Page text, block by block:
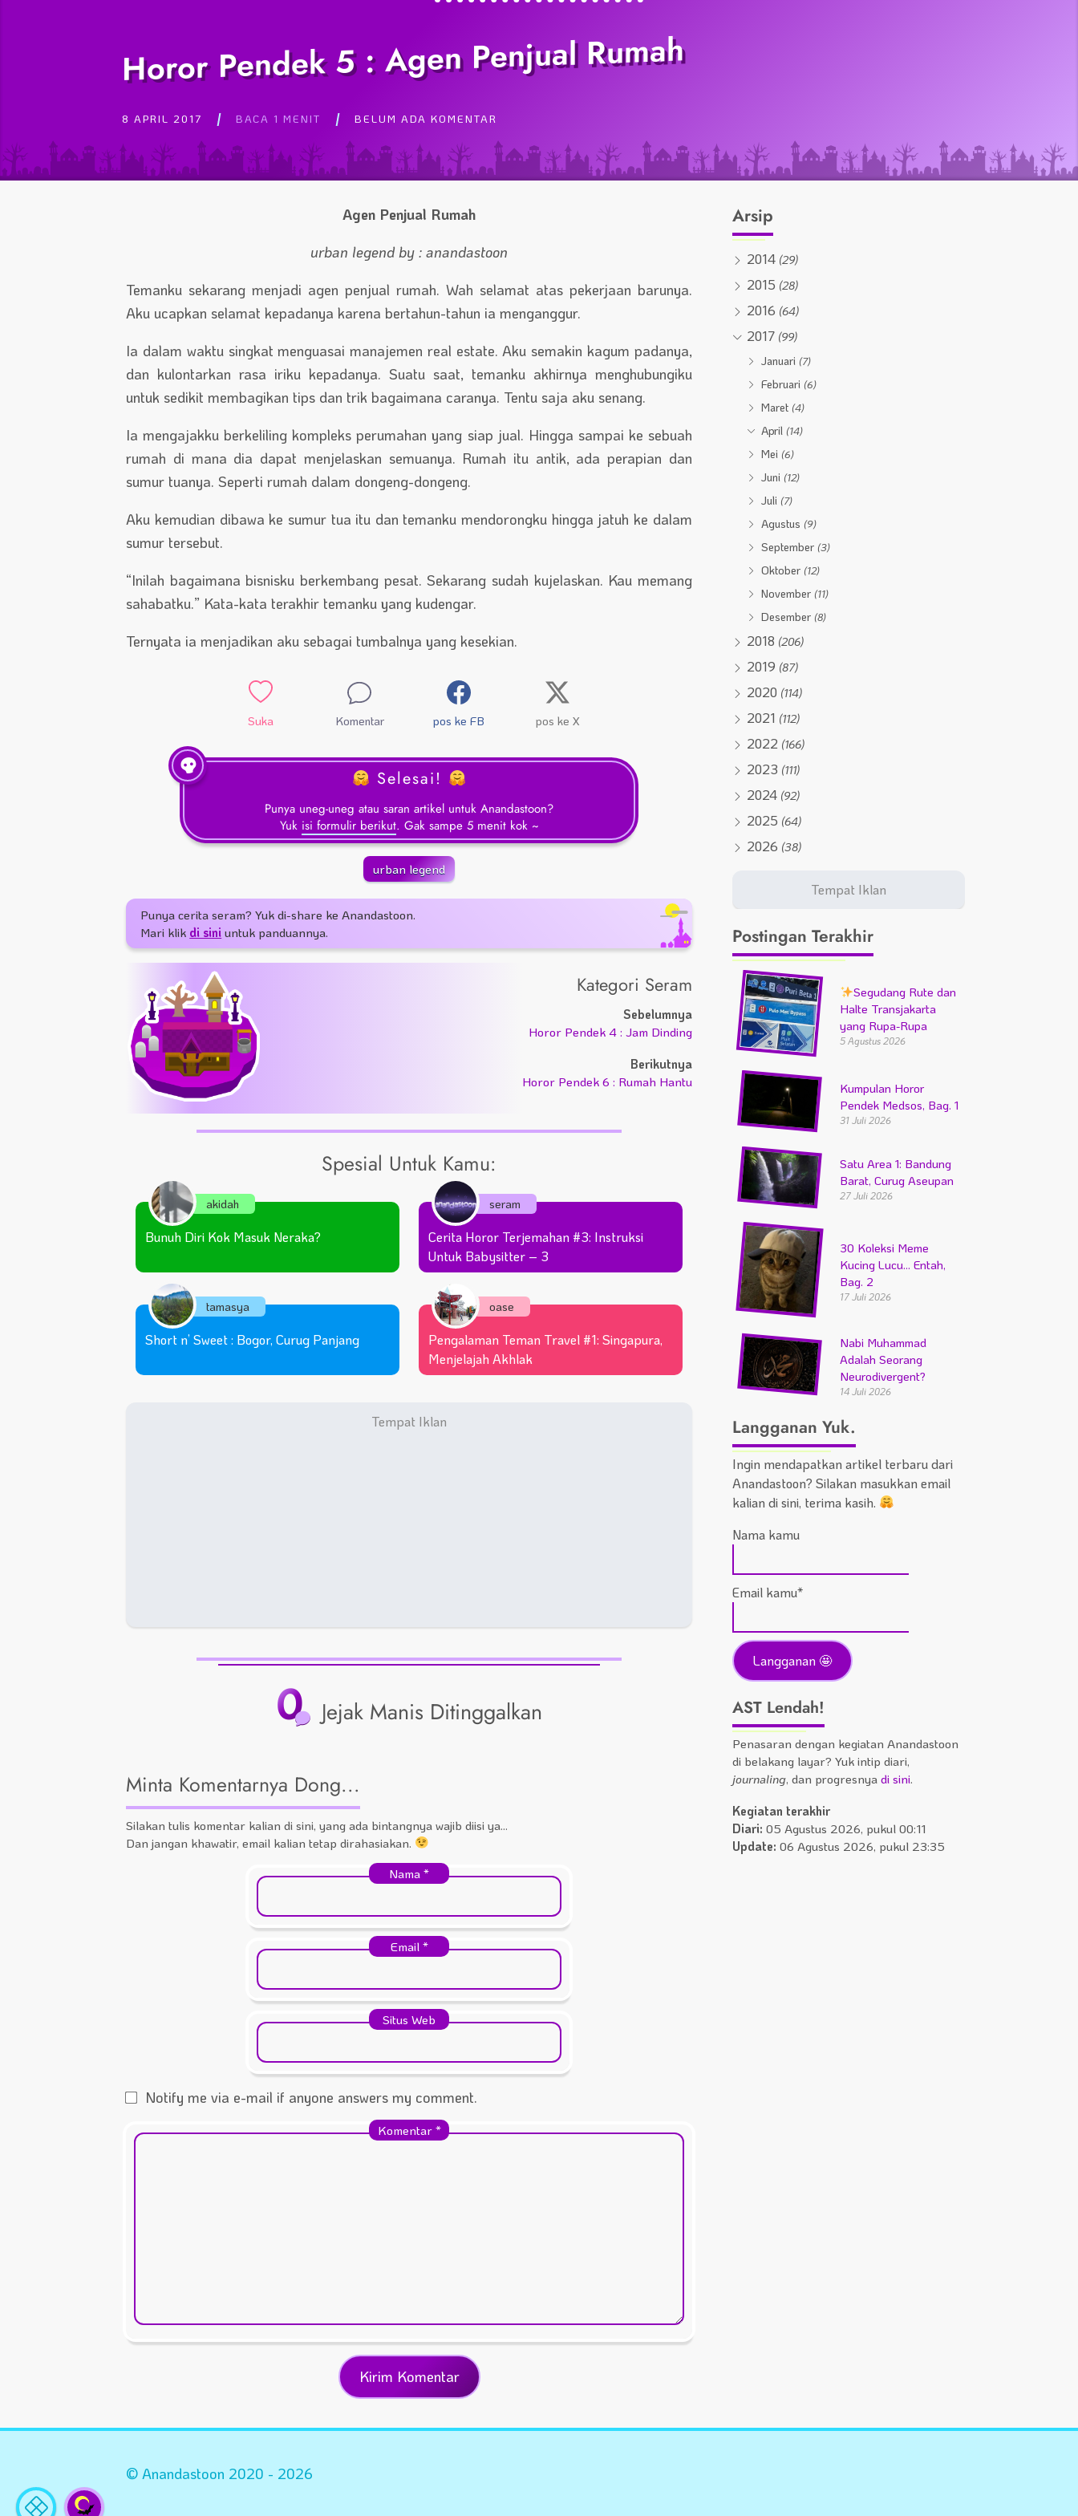
Horor Pendek 5 : Agen Penjual Rumah
8 APRIL 2017 BACA 1 MENIT BELUM ADA KOMENTAR
Agen Penjual Rumah
urban legend by : anandastoon
Temanku sekarang menjadi agen penjual rumah. Wah selamat atas pekerjaan barunya.
Aku ucapkan selamat kepadanya karena bertahun-tahun ia menganggur.
Ia dalam waktu singkat menguasai manajemen real estate. Aku semakin kagum padanya,
dan kulontarkan rasa iriku kepadanya. Suatu saat, temanku akhirnya menghubungiku
untuk sedikit membagikan tips dan trik bagaimana caranya. Tentu saja aku senang.
Ia mengajakku berkeliling kompleks perumahan yang siap jual. Hingga sampai ke sebuah
rumah di mana dia dapat menjelaskan semuanya. Rumah itu antik, ada perapian dan
sumur tuanya. Seperti rumah dalam dongeng-dongeng.
Aku kemudian dibawa ke sumur tua itu dan temanku mendorongku hingga jatuh ke dalam
sumur tersebut.
“Inilah bagaimana bisnisku berkembang pesat. Sekarang sudah kujelaskan. Kau memang
sahabatku.” Kata-kata terakhir temanku yang kudengar.
Ternyata ia menjadikan aku sebagai tumbalnya yang kesekian.
Suka Komentar pos ke FB pos ke X
Selesai!
Punya uneg-uneg atau saran artikel untuk Anandastoon?
Yuk isi formulir berikut. Gak sampe 5 menit kok ~
urban legend
Punya cerita seram? Yuk di-share ke Anandastoon.
Mari klik di sini untuk panduannya.
Kategori Seram
Sebelumnya
Horor Pendek 4 : Jam Dinding
Berikutnya
Horor Pendek 6 : Rumah Hantu
Spesial Untuk Kamu:
Bunuh Diri Kok Masuk Neraka?
akidah
Cerita Horor Terjemahan #3: Instruksi
Untuk Babysitter – 3
seram
Short n’ Sweet : Bogor, Curug Panjang
tamasya
Pengalaman Teman Travel #1: Singapura,
Menjelajah Akhlak
oase
0 Jejak Manis Ditinggalkan
Minta Komentarnya Dong...
Silakan tulis komentar kalian di sini, yang ada bintangnya wajib diisi ya...
Dan jangan khawatir, email kalian tetap dirahasiakan.
Nama *
Email *
Situs Web
Notify me via e-mail if anyone answers my comment.
Komentar *
Arsip
2014 (29)
2015 (28)
2016 (64)
2017 (99)
Januari (7)
Februari (6)
Maret (4)
April (14)
Mei (6)
Juni (12)
Juli (7)
Agustus (9)
September (3)
Oktober (12)
November (11)
Desember (8)
2018 (206)
2019 (87)
2020 (114)
2021 (112)
2022 (166)
2023 (111)
2024 (92)
2025 (64)
2026 (38)
Postingan Terakhir
Segudang Rute dan
Halte Transjakarta
yang Rupa-Rupa
5 Agustus 2026
Kumpulan Horor
Pendek Medsos, Bag. 1
31 Juli 2026
Satu Area 1: Bandung
Barat, Curug Aseupan
27 Juli 2026
30 Koleksi Meme
Kucing Lucu… Entah,
Bag. 2
17 Juli 2026
Nabi Muhammad
Adalah Seorang
Neurodivergent?
14 Juli 2026
Langganan Yuk.
Ingin mendapatkan artikel terbaru dari
Anandastoon? Silakan masukkan email
kalian di sini, terima kasih.
Nama kamu
Email kamu*
AST Lendah!
Penasaran dengan kegiatan Anandastoon
di belakang layar? Yuk intip diari,
journaling, dan progresnyadi sini.
Kegiatan terakhir
Diari:05 Agustus 2026, pukul 00:11
Update:06 Agustus 2026, pukul 23:35
© Anandastoon 2020 - 2026